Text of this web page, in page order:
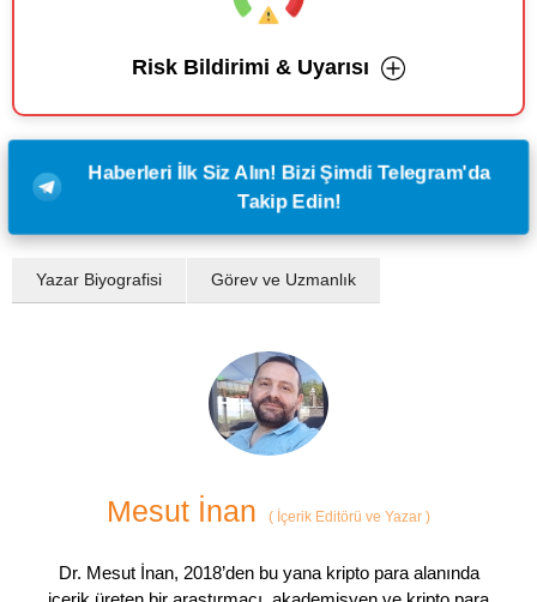
Risk Bildirimi & Uyarısı
Haberleri İlk Siz Alın! Bizi Şimdi Telegram'da
Takip Edin!
Yazar Biyografisi Görev ve Uzmanlık
Mesut İnan ( İçerik Editörü ve Yazar )
Dr. Mesut İnan, 2018’den bu yana kripto para alanında